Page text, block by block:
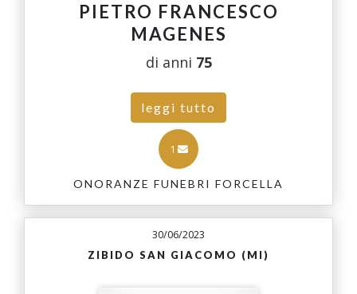
PIETRO FRANCESCO
MAGENES
di anni 75
leggi tutto
1
ONORANZE FUNEBRI FORCELLA
30/06/2023
ZIBIDO SAN GIACOMO (MI)